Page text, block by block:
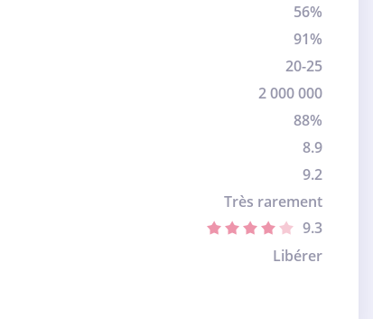
56%
91%
20-25
2 000 000
88%
8.9
9.2
Très rarement
9.3
Libérer